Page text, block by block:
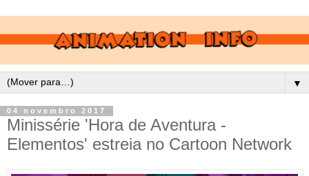
▼
04 novembro 2017
Minissérie 'Hora de Aventura -
Elementos' estreia no Cartoon Network